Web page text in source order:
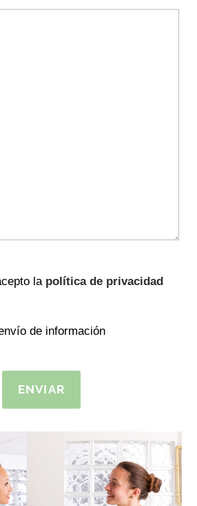
la política de privacidad
de información
ENVIAR